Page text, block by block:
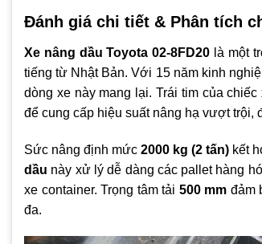
Đánh giá chi tiết & Phân tích
Xe nâng dầu Toyota 02-8FD20 là một
tiếng từ Nhật Bản. Với 15 năm kinh
dòng xe này mang lại. Trái tim của chiếc
để cung cấp hiệu suất nâng hạ vượt trội,
Sức nâng định mức2000 kg (2 tấn) kết
dầu này xử lý dễ dàng các pallet hàng
xe container. Trọng tâm tải 500 mm đảm
đa.